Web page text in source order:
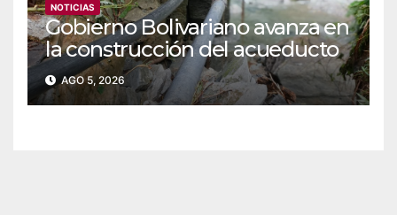
NOTICIAS
‎Gobierno Bolivariano avanza en
la construcción del acueducto
Las Lajas en Yaracuy
AGO 5, 2026